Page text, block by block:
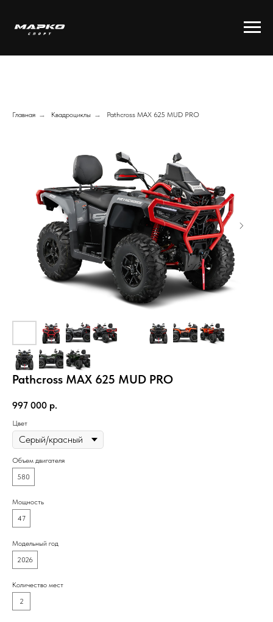
Главная → Квадроциклы → Pathcross MAX 625 MUD PRO
Pathcross MAX 625 MUD PRO
997 000 р.
Цвет
Объем двигателя
580
Мощность
47
Модельный год
2026
Количество мест
2